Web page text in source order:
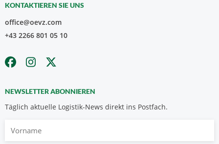
KONTAKTIEREN SIE UNS
office@oevz.com
+43 2266 801 05 10
NEWSLETTER ABONNIEREN
Täglich aktuelle Logistik-News direkt ins Postfach.